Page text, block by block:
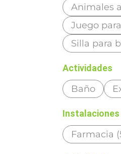
Animales
Juego
Silla para
Actividades
Baño
Instalaciones
Farmacia